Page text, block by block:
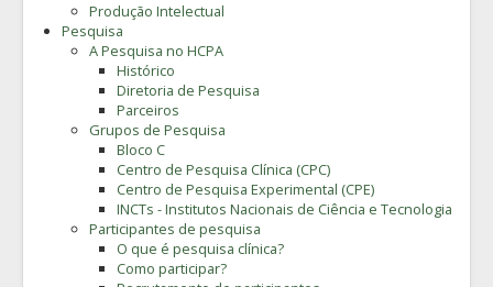
Produção Intelectual
Pesquisa
A Pesquisa no HCPA
Histórico
Diretoria de Pesquisa
Parceiros
Grupos de Pesquisa
Bloco C
Centro de Pesquisa Clínica (CPC)
Centro de Pesquisa Experimental (CPE)
INCTs - Institutos Nacionais de Ciência e Tecnologia
Participantes de pesquisa
O que é pesquisa clínica?
Como participar?